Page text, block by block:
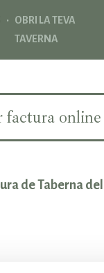
·
OBRI LA TEVA
TAVERNA
factura online
de Taberna